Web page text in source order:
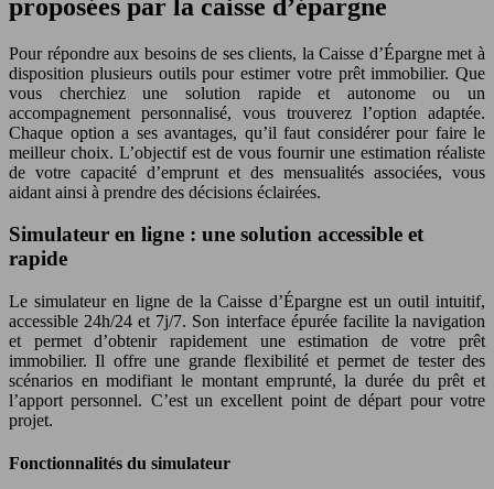
proposées par la caisse d’épargne
Pour répondre aux besoins de ses clients, la Caisse d’Épargne met à
disposition plusieurs outils pour estimer votre prêt immobilier. Que
vous cherchiez une solution rapide et autonome ou un
accompagnement personnalisé, vous trouverez l’option adaptée.
Chaque option a ses avantages, qu’il faut considérer pour faire le
meilleur choix. L’objectif est de vous fournir une estimation réaliste
de votre capacité d’emprunt et des mensualités associées, vous
aidant ainsi à prendre des décisions éclairées.
Simulateur en ligne : une solution accessible et
rapide
Le simulateur en ligne de la Caisse d’Épargne est un outil intuitif,
accessible 24h/24 et 7j/7. Son interface épurée facilite la navigation
et permet d’obtenir rapidement une estimation de votre prêt
immobilier. Il offre une grande flexibilité et permet de tester des
scénarios en modifiant le montant emprunté, la durée du prêt et
l’apport personnel. C’est un excellent point de départ pour votre
projet.
Fonctionnalités du simulateur